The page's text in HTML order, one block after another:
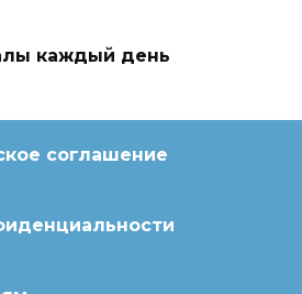
каждый день
соглашение